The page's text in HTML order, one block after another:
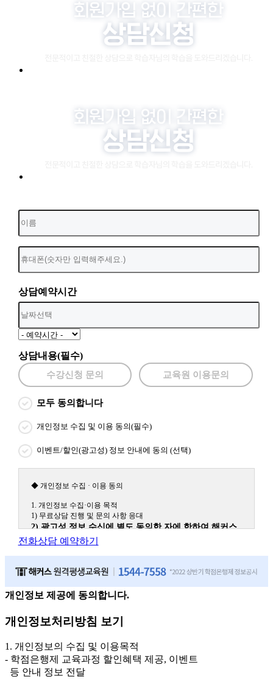
상담예약시간
상담내용(필수)
수강신청 문의 교육원 이용문의
모두 동의합니다
개인정보 수집 및 이용 동의(필수)
이벤트/할인(광고성) 정보 안내에 동의 (선택)
◆ 개인정보 수집 · 이용 동의
1. 개인정보 수집·이용 목적
1) 무료상담 진행 및 문의 사항 응대
2) 광고성 정보 수신에 별도 동의한 자에 한하여 해커스
원격평생교육원을 비롯한 해커스 교육그룹의 새로운 서
(해커스교육그룹: 해커스인강, 해커스프랩, 해커스톡, 해커스중국
원, 해커스경찰, 해커스소방, 해커스공인중개사, 해커스주택관리
사, 해커스편입 등)
2. 개인정보 수집·이용 항목: 이름, 휴대폰번호
3. 개인정보 보유/이용 기간: 법령상 정하는 경우를 제외
하고는 회원탈퇴 시까지 이용 및 보관합니다. 단, 비회원
이거나 상담 시로부터 3년 이내 탈퇴하는 자의 경우, 소
비자 불만 또는 분쟁처리를 위해 3년간 보관합니다.
전화상담 예약하기
개인정보 제공에 동의합니다.
개인정보처리방침 보기
1. 개인정보의 수집 및 이용목적
- 학점은행제 교육과정 할인혜택 제공, 이벤트
등 안내 정보 전달